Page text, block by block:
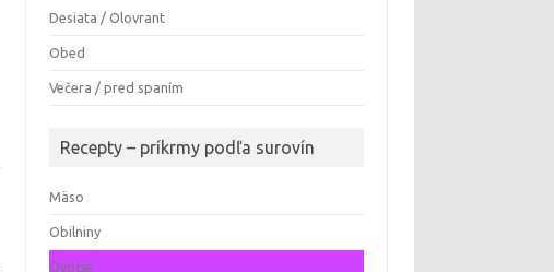
Desiata / Olovrant
Obed
Večera / pred spaním
Recepty – príkrmy podľa surovín
Mäso
Obilniny
Ovocie